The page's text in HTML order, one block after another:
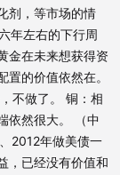
同？
年我们应该去关
变盘阶段？
剂，等市场的情
年左右的下行周
金在未来想获得资
的价值依然在。
不做了。 铜：相
依然很大。 （中
2012年做美债一
，已经没有价值和